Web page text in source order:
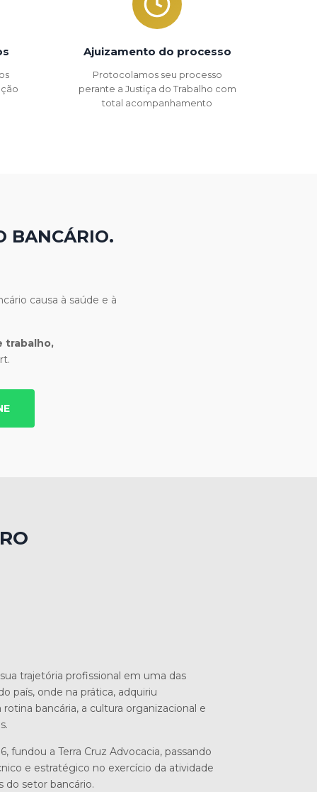
Ajuizamento do processo
Protocolamos seu processo
perante a Justiça do Trabalho com
total acompanhamento
BANCÁRIO.
causa à saúde e à
trabalho,
trajetória profissional em uma das
país, onde na prática, adquiriu
bancária, a cultura organizacional e
fundou a Terra Cruz Advocacia, passando
e estratégico no exercício da atividade
do setor bancário.